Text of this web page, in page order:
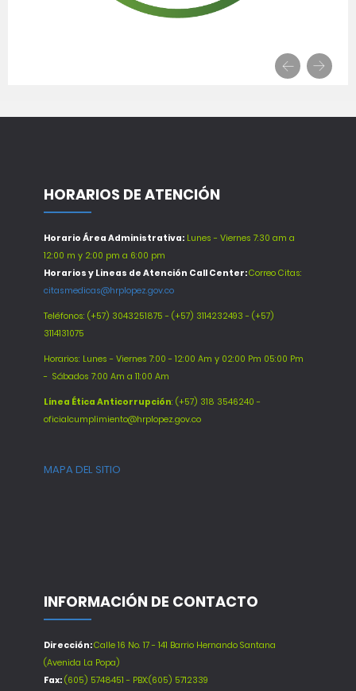
HORARIOS DE ATENCIÓN
Horario Área Administrativa: Lunes - Viernes 7:30 am a
12:00 m y 2:00 pm a 6:00 pm
Horarios y Lineas de Atención Call Center:Correo Citas:
citasmedicas@hrplopez.gov.co
Teléfonos: (+57) 3043251875 - (+57) 3114232493 - (+57)
3114131075
Horarios: Lunes - Viernes 7:00 - 12:00 Am y 02:00 Pm 05:00 Pm
- Sábados 7:00 Am a 11:00 Am
Línea Ética Anticorrupción: (+57) 318 3546240 -
oficialcumplimiento@hrplopez.gov.co
MAPA DEL SITIO
INFORMACIÓN DE CONTACTO
Dirección:Calle 16 No. 17 - 141 Barrio Hernando Santana
(Avenida La Popa)
Fax: (605) 5748451 - PBX:(605) 5712339